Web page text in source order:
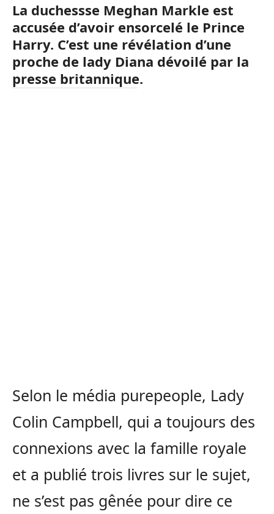
La duchessse Meghan Markle est
accusée d’avoir ensorcelé le Prince
Harry. C’est une révélation d’une
proche de lady Diana dévoilé par la
presse britannique.
Selon le média purepeople, Lady
Colin Campbell, qui a toujours des
connexions avec la famille royale
et a publié trois livres sur le sujet,
ne s’est pas gênée pour dire ce